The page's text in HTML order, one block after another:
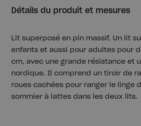
Détails du produit et mesures
Lit superposé en pin massif. Un lit
enfants et aussi pour adultes pour
cm, avec une grande résistance et
nordique. Il comprend un tiroir de
roues cachées pour ranger le linge
sommier à lattes dans les deux lits.